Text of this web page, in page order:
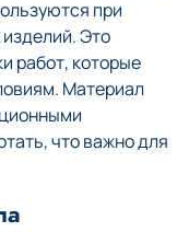
при
Это
работ, которые
Материал
что важно для